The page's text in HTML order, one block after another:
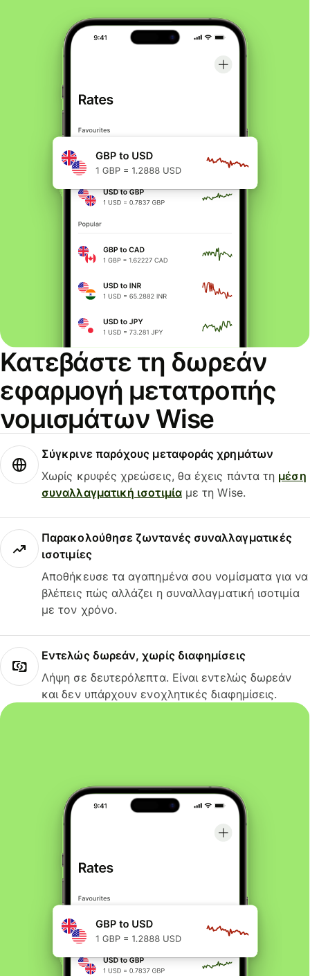
Κατεβάστε τη δωρεάν
εφαρμογή μετατροπής
νομισμάτων Wise
Σύγκρινε παρόχους μεταφοράς χρημάτων
Χωρίς κρυφές χρεώσεις, θα έχεις πάντα τη μέση
συναλλαγματική ισοτιμίαμε τη Wise.
Παρακολούθησε ζωντανές συναλλαγματικές
ισοτιμίες
Αποθήκευσε τα αγαπημένα σου νομίσματα για να
βλέπεις πώς αλλάζει η συναλλαγματική ισοτιμία
με τον χρόνο.
Εντελώς δωρεάν, χωρίς διαφημίσεις
Λήψη σε δευτερόλεπτα. Είναι εντελώς δωρεάν
και δεν υπάρχουν ενοχλητικές διαφημίσεις.